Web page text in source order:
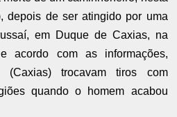
depois de ser atingido por uma
em Duque de Caxias, na
acordo com as informações,
trocavam tiros com
quando o homem acabou